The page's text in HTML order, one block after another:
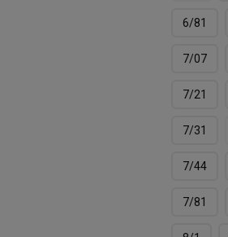
6/81
7/07
7/21
7/31
7/44
7/81